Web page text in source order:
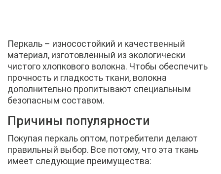
Перкаль – износостойкий и качественный
материал, изготовленный из экологически
чистого хлопкового волокна. Чтобы обеспечить
прочность и гладкость ткани, волокна
дополнительно пропитывают специальным
безопасным составом.
Причины популярности
Покупая перкаль оптом, потребители делают
правильный выбор. Все потому, что эта ткань
имеет следующие преимущества: